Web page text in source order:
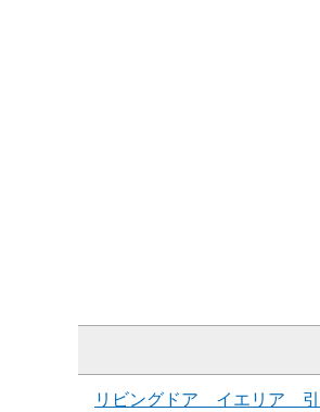
リビングドア イエリア